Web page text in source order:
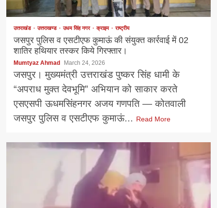
उत्तराखंड उत्तराखण्ड उधम सिंह नगर क्राइम राष्ट्रीय
जसपुर पुलिस व एसटीएफ कुमाऊं की संयुक्त कार्रवाई में 02
शातिर हथियार तस्कर किये गिरफ्तार।
Mumtyaz Ahmad March 24, 2026
जसपुर। मुख्यमंत्री उत्तराखंड पुष्कर सिंह धामी के
“अपराध मुक्त देवभूमि” अभियान को साकार करते
एसएसपी ऊधमसिंहनगर अजय गणपति — कोतवाली
जसपुर पुलिस व एसटीएफ कुमाऊं... Read More